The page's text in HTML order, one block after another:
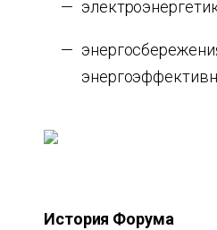
История Форума